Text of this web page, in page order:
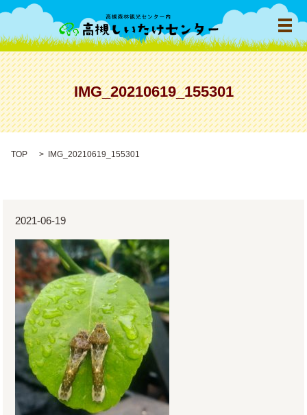
メ
IMG_20210619_155301
TOP IMG_20210619_155301
2021-06-19